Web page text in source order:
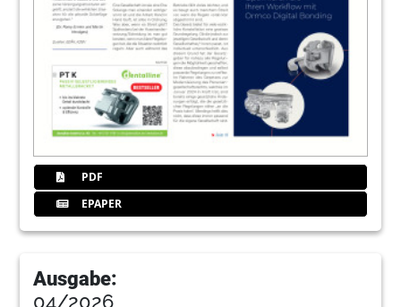
PDF
EPAPER
Ausgabe:
04/2026